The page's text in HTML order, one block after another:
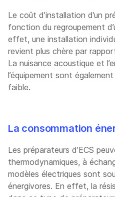
Le coût d’installation d’un
fonction du regroupement
effet, une installation
revient plus chère par
La nuisance acoustique et
l’équipement sont
faible.
La consommation
Les préparateurs d’ECS
thermodynamiques, à
modèles électriques sont
énergivores. En effet, la